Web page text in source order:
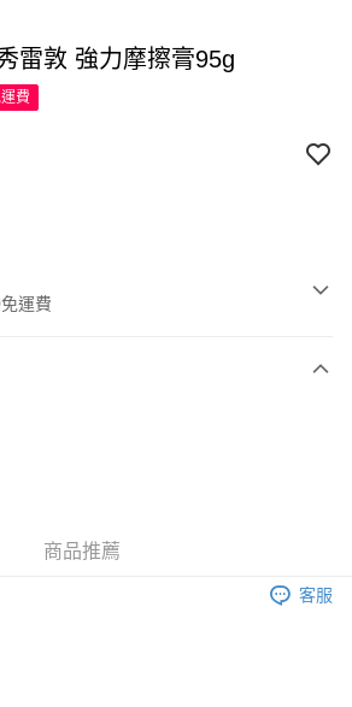
雷敦 強力摩擦膏95g
費
運費
認後2-4個工作天到店，7天內取。逾期後
商品推薦
客服